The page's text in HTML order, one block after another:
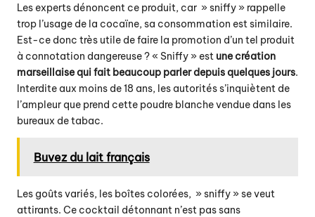
Les experts dénoncent ce produit, car » sniffy » rappelle
trop l’usage de la cocaïne, sa consommation est similaire.
Est-ce donc très utile de faire la promotion d’un tel produit
à connotation dangereuse ? « Sniffy » est une création
marseillaise qui fait beaucoup parler depuis quelques jours.
Interdite aux moins de 18 ans, les autorités s’inquiètent de
l’ampleur que prend cette poudre blanche vendue dans les
bureaux de tabac.
Buvez du lait français
Les goûts variés, les boîtes colorées, » sniffy » se veut
attirants. Ce cocktail détonnant n’est pas sans